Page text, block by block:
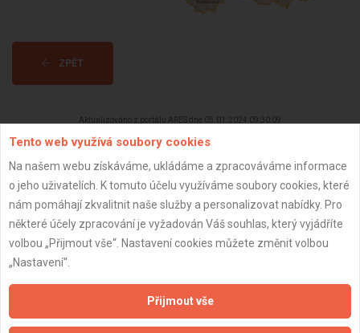
ZPĚT
Aktualizováno z portálu ARES dne 05.01.2024 09:30:09
Důležité informace
Naše firmy a řemeslníci
Zásady pro používání souborů cookie
Obchodní podmínky (zprostředkování)
Obchodní podmínky (rozpočtování)
Tento web využívá soubory cookies
Na našem webu získáváme, ukládáme a zpracováváme informace
o jeho uživatelích. K tomuto účelu využíváme soubory cookies, které
nám pomáhají zkvalitnit naše služby a personalizovat nabídky. Pro
některé účely zpracování je vyžadován Váš souhlas, který vyjádříte
volbou „Přijmout vše“. Nastavení cookies můžete změnit volbou
„Nastavení“.
Přijmout vše